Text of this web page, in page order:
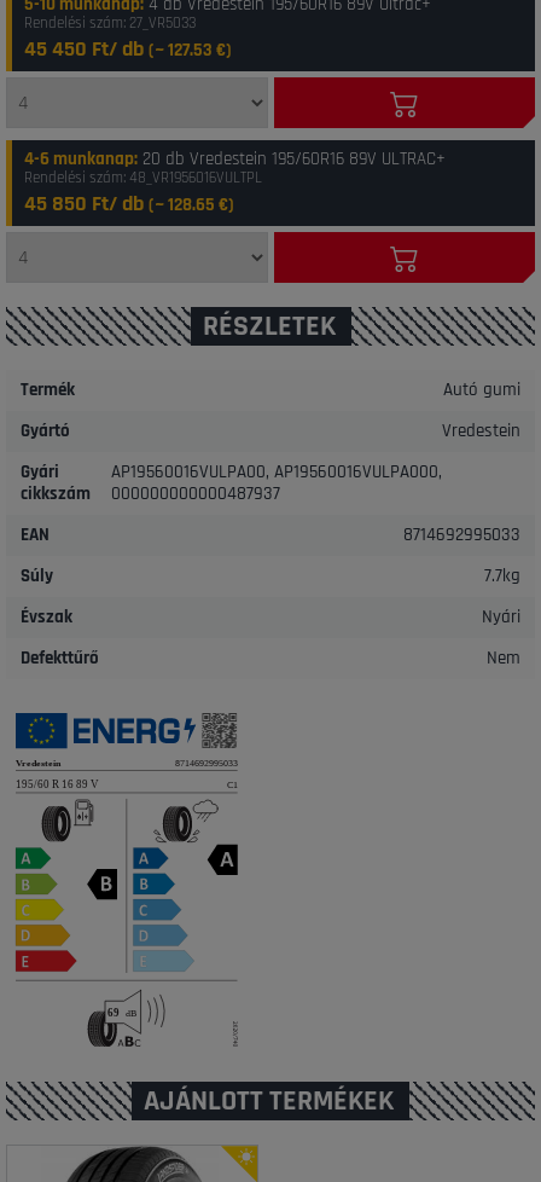
Rendelési szám: 27_VR5033
45 450 Ft/ db (~127.53 €)
4-6 munkanap: 20 db Vredestein 195/60R16 89V ULTRAC+
Rendelési szám: 48_VR1956016VULTPL
45 850 Ft/ db (~128.65 €)
RÉSZLETEK
Termék
Autó gumi
Gyártó
Vredestein
Gyári
cikkszám
AP19560016VULPA00, AP19560016VULPA000,
000000000000487937
EAN
8714692995033
Súly
7.7kg
Évszak
Nyári
Defekttűrő
Nem
AJÁNLOTT TERMÉKEK